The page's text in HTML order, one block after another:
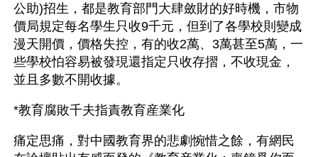
公助)招生，都是教育部門大肆斂財的好時機，市物
價局規定每名學生只收9千元，但到了各學校則變成
漫天開價，價格失控，有的收2萬、3萬甚至5萬，一
些學校怕容易被發現還指定只收存摺，不收現金，
並且多數不開收據。
*教育腐敗千夫指責教育産業化
痛定思痛，對中國教育界的悲劇惋惜之餘，有網民